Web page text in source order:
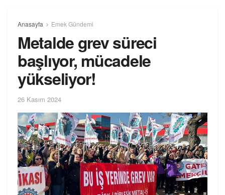
Anasayfa Emek Gündemi
Metalde grev süreci
başlıyor, mücadele
yükseliyor!
26 Kasım 2024